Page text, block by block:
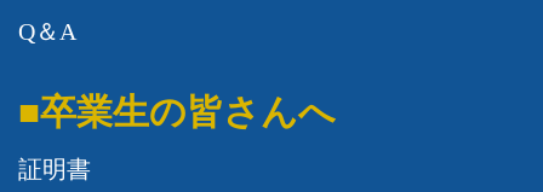
Q＆A
■卒業生の皆さんへ
証明書